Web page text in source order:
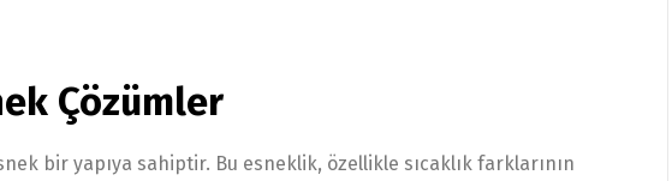
Çözümler
bir yapıya sahiptir. Bu esneklik, özellikle sıcaklık farklarının